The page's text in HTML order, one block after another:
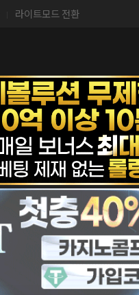
라이트모드 전환